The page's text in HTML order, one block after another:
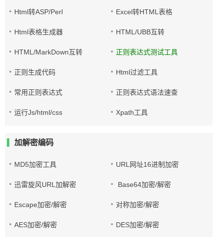
Html转ASP/Perl Excel转HTML表格
Html表格生成器 HTML/UBB互转
HTML/MarkDown互转 正则表达式测试工具
正则生成代码 Html过滤工具
常用正则表达式 正则表达式语法速查
运行Js/html/css Xpath工具
加解密编码
MD5加密工具 URL网址16进制加密
迅雷旋风URL加解密 Base64加密/解密
Escape加密/解密 对称加密/解密
AES加密/解密 DES加密/解密